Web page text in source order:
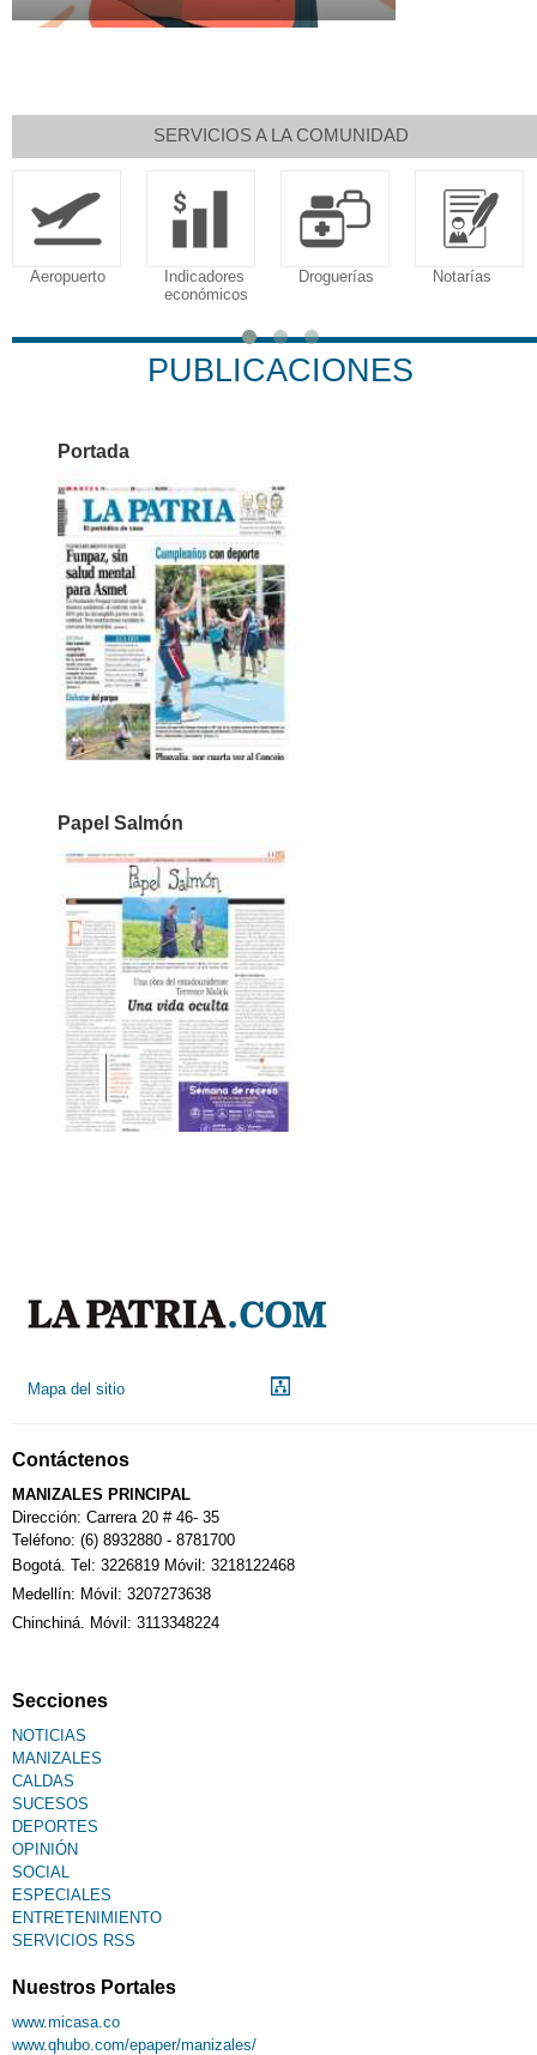
SERVICIOS A LA COMUNIDAD
Aeropuerto
Indicadores
económicos
Droguerías Notarías
PUBLICACIONES
Portada
Papel Salmón
Mapa del sitio
Contáctenos
MANIZALES PRINCIPAL
Dirección: Carrera 20 # 46- 35
Teléfono: (6) 8932880 - 8781700
Bogotá. Tel: 3226819 Móvil: 3218122468
Medellín: Móvil: 3207273638
Chinchiná. Móvil: 3113348224
Secciones
NOTICIAS
MANIZALES
CALDAS
SUCESOS
DEPORTES
OPINIÓN
SOCIAL
ESPECIALES
ENTRETENIMIENTO
SERVICIOS RSS
Nuestros Portales
www.micasa.co
www.qhubo.com/epaper/manizales/